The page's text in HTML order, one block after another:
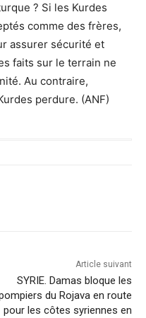
? Si les Kurdes
comme des frères,
assurer sécurité et
faits sur le terrain ne
Au contraire,
perdure. (ANF)
Article suivant
SYRIE. Damas bloque les
du Rojava en route
pour les côtes syriennes en